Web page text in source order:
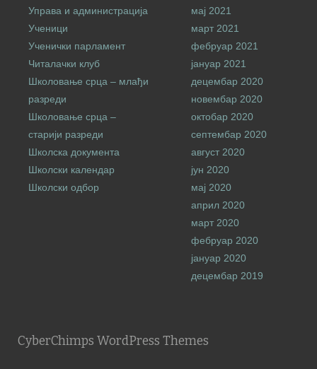
Управа и администрација
Ученици
Ученички парламент
Читалачки клуб
Школовање срца – млађи
разреди
Школовање срца –
старији разреди
Школска документа
Школски календар
Школски одбор
мај 2021
март 2021
фебруар 2021
јануар 2021
децембар 2020
новембар 2020
октобар 2020
септембар 2020
август 2020
јун 2020
мај 2020
април 2020
март 2020
фебруар 2020
јануар 2020
децембар 2019
CyberChimps WordPress Themes